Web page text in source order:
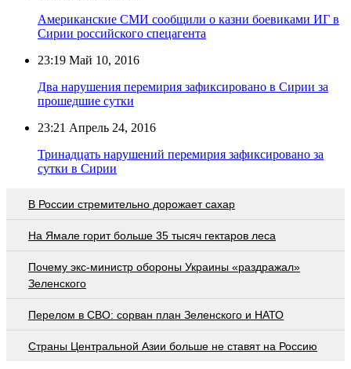
Американские СМИ сообщили о казни боевиками ИГ в
Сирии российского спецагента
23:19 Май 10, 2016
Два нарушения перемирия зафиксировано в Сирии за
прошедшие сутки
23:21 Апрель 24, 2016
Тринадцать нарушений перемирия зафиксировано за
сутки в Сирии
В России стремительно дорожает сахар
На Ямале горит больше 35 тысяч гектаров леса
Почему экс-министр обороны Украины «раздражал»
Зеленского
Перелом в СВО: сорван план Зеленского и НАТО
Страны Центральной Азии больше не ставят на Россию